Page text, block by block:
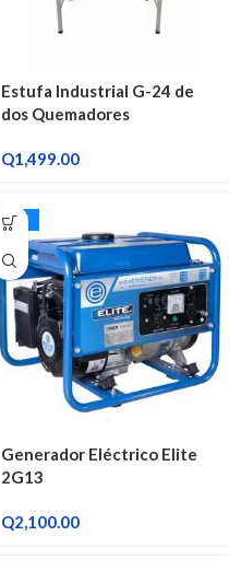
Estufa Industrial G-24 de
dos Quemadores
Q1,499.00
ELITE
Generador Eléctrico Elite
2G13
Q2,100.00